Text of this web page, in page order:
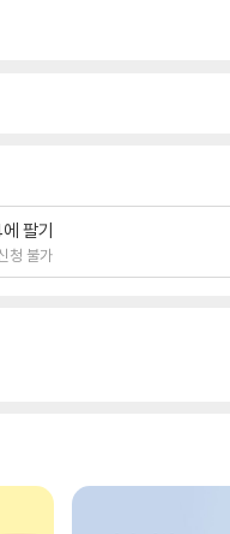
팔기
청 불가